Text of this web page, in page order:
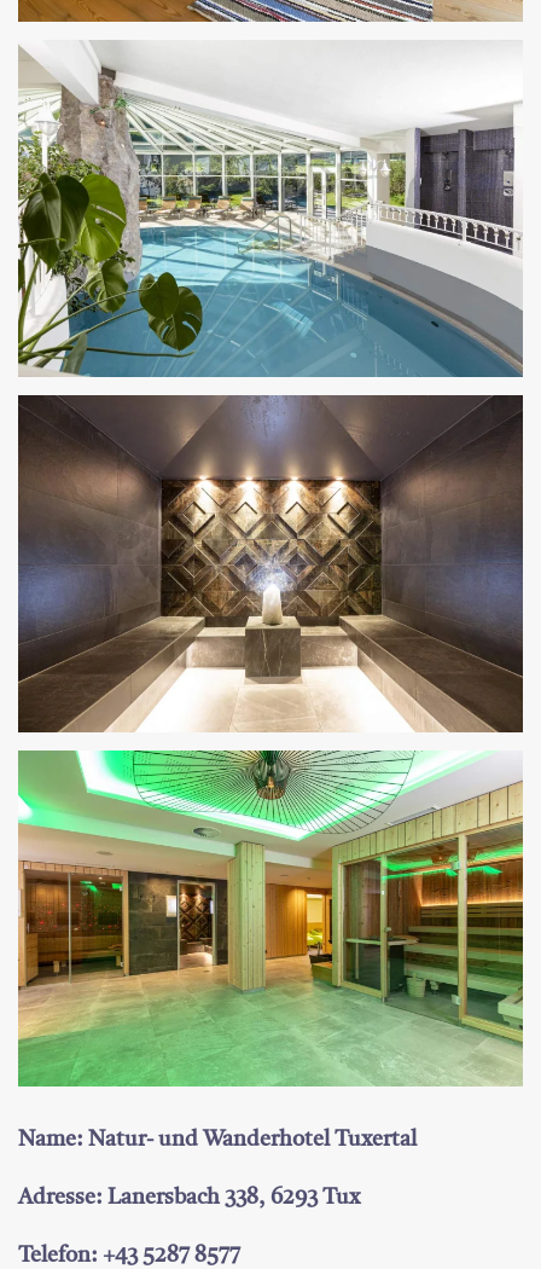
Name: Natur- und Wanderhotel Tuxertal
Adresse: Lanersbach 338, 6293 Tux
Telefon: +43 5287 8577